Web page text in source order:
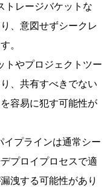
トレージバケットな
、意図せずシークレ
。
トやプロジェクトツー
、共有すべきでない
容易に犯す可能性が
イプラインは通常シー
プロイプロセスで適
洩する可能性があり